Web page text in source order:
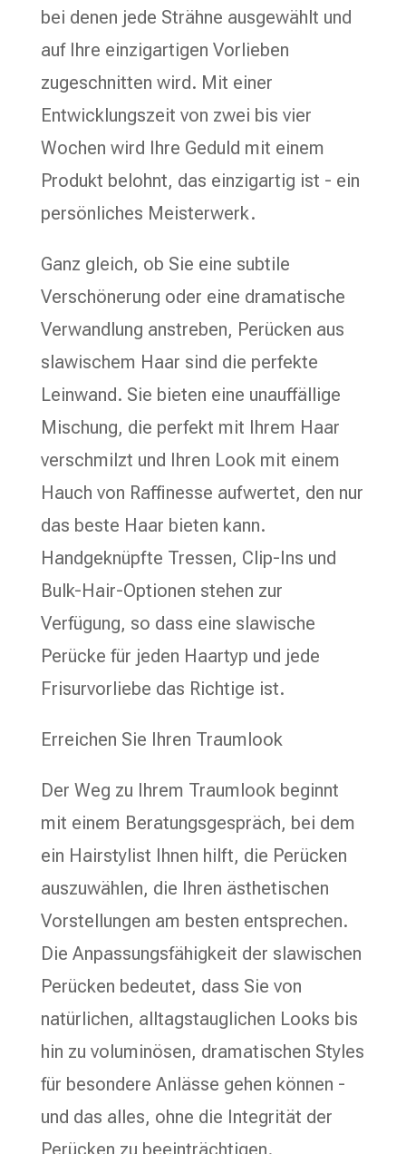
bei denen jede Strähne ausgewählt und
auf Ihre einzigartigen Vorlieben
zugeschnitten wird. Mit einer
Entwicklungszeit von zwei bis vier
Wochen wird Ihre Geduld mit einem
Produkt belohnt, das einzigartig ist - ein
persönliches Meisterwerk.
Ganz gleich, ob Sie eine subtile
Verschönerung oder eine dramatische
Verwandlung anstreben, Perücken aus
slawischem Haar sind die perfekte
Leinwand. Sie bieten eine unauffällige
Mischung, die perfekt mit Ihrem Haar
verschmilzt und Ihren Look mit einem
Hauch von Raffinesse aufwertet, den nur
das beste Haar bieten kann.
Handgeknüpfte Tressen, Clip-Ins und
Bulk-Hair-Optionen stehen zur
Verfügung, so dass eine slawische
Perücke für jeden Haartyp und jede
Frisurvorliebe das Richtige ist.
Erreichen Sie Ihren Traumlook
Der Weg zu Ihrem Traumlook beginnt
mit einem Beratungsgespräch, bei dem
ein Hairstylist Ihnen hilft, die Perücken
auszuwählen, die Ihren ästhetischen
Vorstellungen am besten entsprechen.
Die Anpassungsfähigkeit der slawischen
Perücken bedeutet, dass Sie von
natürlichen, alltagstauglichen Looks bis
hin zu voluminösen, dramatischen Styles
für besondere Anlässe gehen können -
und das alles, ohne die Integrität der